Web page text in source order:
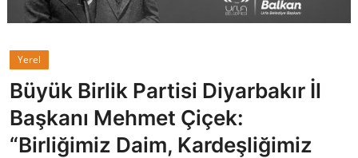
Cumhurbaşkanlığı
Bakanlıklar
Siyasi Partiler
Yerel
Büyük Birlik Partisi Diyarbakır İl
Başkanı Mehmet Çiçek:
“Birliğimiz Daim, Kardeşliğimiz